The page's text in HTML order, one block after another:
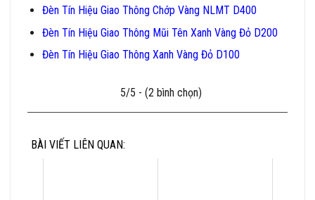
Đèn Tín Hiệu Giao Thông Chớp Vàng NLMT D400
Đèn Tín Hiệu Giao Thông Mũi Tên Xanh Vàng Đỏ D200
Đèn Tín Hiệu Giao Thông Xanh Vàng Đỏ D100
5/5 - (2 bình chọn)
BÀI VIẾT LIÊN QUAN: